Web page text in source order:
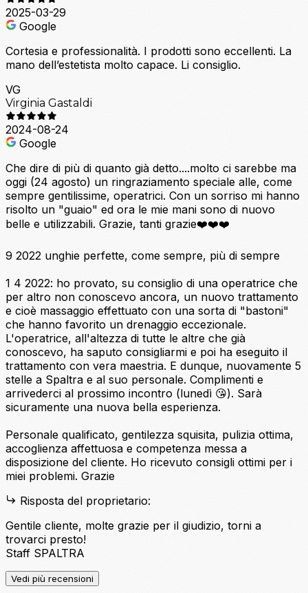
2025-03-29
Google
Cortesia e professionalità. I prodotti sono eccellenti. La
mano dell’estetista molto capace. Li consiglio.
VG
Virginia Gastaldi
2024-08-24
Google
Che dire di più di quanto già detto....molto ci sarebbe ma
oggi (24 agosto) un ringraziamento speciale alle, come
sempre gentilissime, operatrici. Con un sorriso mi hanno
risolto un "guaio" ed ora le mie mani sono di nuovo
belle e utilizzabili. Grazie, tanti grazie❤️❤️❤️
9 2022 unghie perfette, come sempre, più di sempre
1 4 2022: ho provato, su consiglio di una operatrice che
per altro non conoscevo ancora, un nuovo trattamento
e cioè massaggio effettuato con una sorta di "bastoni"
che hanno favorito un drenaggio eccezionale.
L'operatrice, all'altezza di tutte le altre che già
conoscevo, ha saputo consigliarmi e poi ha eseguito il
trattamento con vera maestria. E dunque, nuovamente 5
stelle a Spaltra e al suo personale. Complimenti e
arrivederci al prossimo incontro (lunedì 😘). Sarà
sicuramente una nuova bella esperienza.
Personale qualificato, gentilezza squisita, pulizia ottima,
accoglienza affettuosa e competenza messa a
disposizione del cliente. Ho ricevuto consigli ottimi per i
miei problemi. Grazie
Risposta del proprietario:
Gentile cliente, molte grazie per il giudizio, torni a
trovarci presto!
Staff SPALTRA
Vedi più recensioni